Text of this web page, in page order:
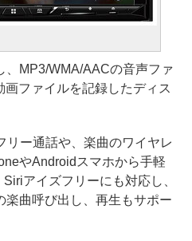
MP3/WMA/AACの音声ファ
ファイルを記録したディス
ー通話や、楽曲のワイヤレ
やAndroidスマホから手軽
アイズフリーにも対応し、
曲呼び出し、再生もサポー